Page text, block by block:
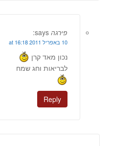
פירגה says:
10 באפריל 2011 at 16:18
נכון מאד קרן
לבריאות וחג שמח
Reply